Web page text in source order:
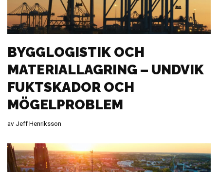
BYGGLOGISTIK OCH
MATERIALLAGRING – UNDVIK
FUKTSKADOR OCH
MÖGELPROBLEM
avJeff Henriksson